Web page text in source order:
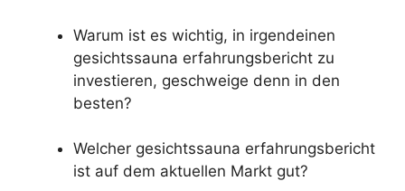
Warum ist es wichtig, in irgendeinen
gesichtssauna erfahrungsbericht zu
investieren, geschweige denn in den
besten?
Welcher gesichtssauna erfahrungsbericht
ist auf dem aktuellen Markt gut?